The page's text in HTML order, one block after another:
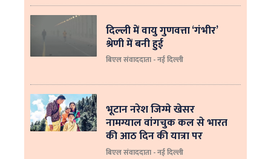
दिल्ली में वायु गुणवत्ता ‘गंभीर’
श्रेणी में बनी हुई
बिएल संवाददाता - नई दिल्ली
भूटान नरेश जिग्मे खेसर
नामग्याल वांगचुक कल से भारत
की आठ दिन की यात्रा पर
बिएल संवाददाता - नई दिल्ली